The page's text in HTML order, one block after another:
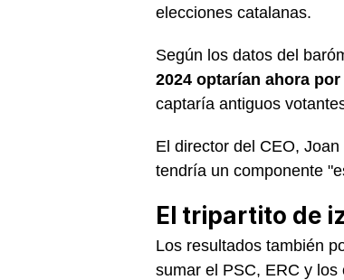
elecciones catalanas.
Según los datos del
2024 optarían ahora
captaría antiguos
El director del CEO,
tendría un componente
El tripartito de
Los resultados también
sumar el PSC, ERC y los